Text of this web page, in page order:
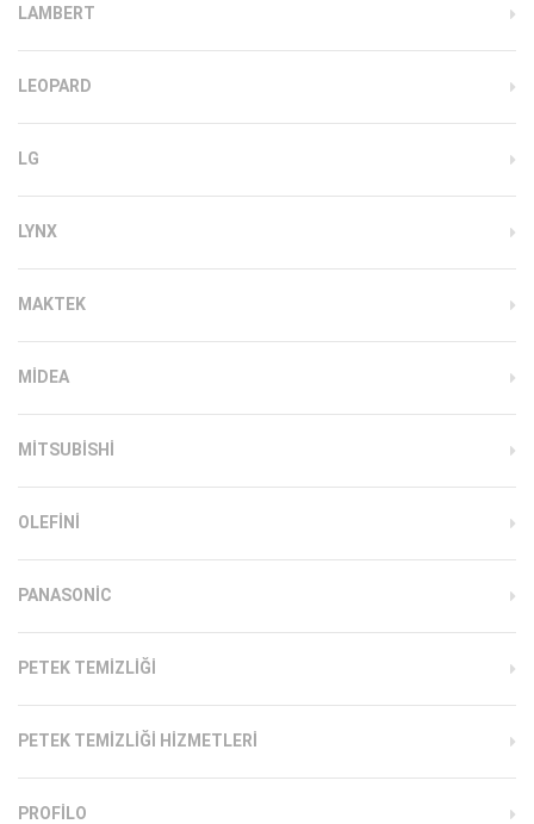
LAMBERT
LEOPARD
LG
LYNX
MAKTEK
MIDEA
MITSUBISHI
OLEFINI
PANASONIC
PETEK TEMIZLIĞI
PETEK TEMIZLIĞI HIZMETLERI
PROFILO